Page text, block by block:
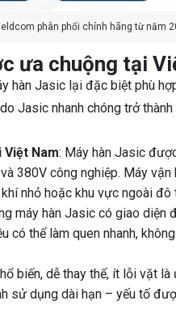
phân phối chính hãng từ năm
ưa chuộng tại
hàn Jasic lại đặc biệt phù
Jasic nhanh chóng trở
Nam: Máy hàn Jasic
380V công nghiệp. Máy
nhỏ hoặc khu vực ngoài đô
máy hàn Jasic có giao diện
có thể làm quen nhanh,
biến, dễ thay thế, ít lỗi vặt
sử dụng dài hạn – yếu tố